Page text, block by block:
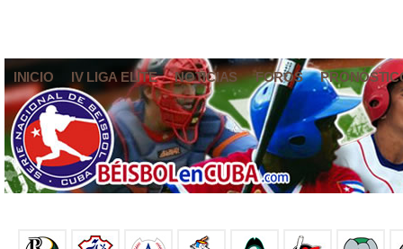
INICIO IV LIGA ELITE NOTICIAS FOROS